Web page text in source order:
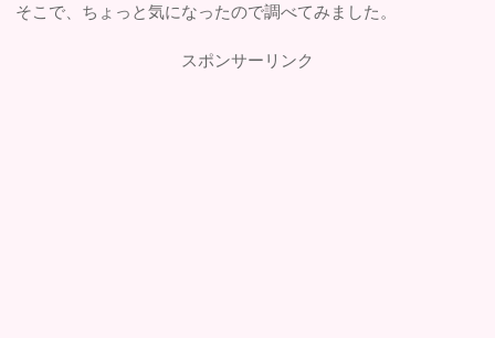
そこで、ちょっと気になったので調べてみました。
スポンサーリンク